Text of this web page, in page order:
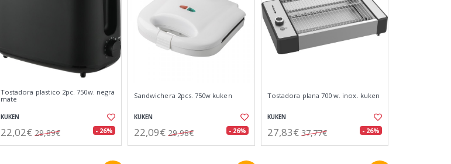
Tostadora plastico 2pc. 750w. negra
mate
KUKEN
22,02€ 29,89€ - 26%
Sandwichera 2pcs. 750w kuken
KUKEN
22,09€ 29,98€ - 26%
Tostadora plana 700 w. inox. kuken
KUKEN
27,83€ 37,77€ - 26%